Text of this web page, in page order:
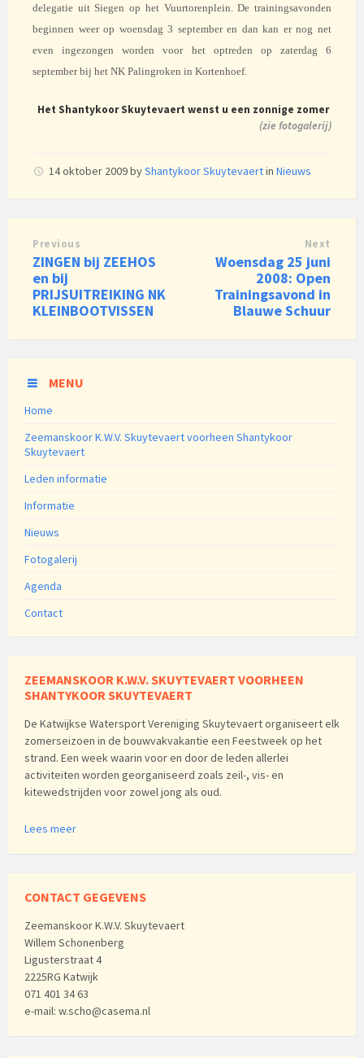
delegatie uit Siegen op het Vuurtorenplein. De trainingsavonden
beginnen weer op woensdag 3 september en dan kan er nog net
even ingezongen worden voor het optreden op zaterdag 6
september bij het NK Palingroken in Kortenhoef.
Het Shantykoor Skuytevaert wenst u een zonnige zomer
(zie fotogalerij)
14 oktober 2009byShantykoor Skuytevaertin Nieuws
Previous
ZINGEN bij ZEEHOS
en bij
PRIJSUITREIKING NK
KLEINBOOTVISSEN
Next
Woensdag 25 juni
2008: Open
Trainingsavond in
Blauwe Schuur
MENU
Home
Zeemanskoor K.W.V. Skuytevaert voorheen Shantykoor
Skuytevaert
Leden informatie
Informatie
Nieuws
Fotogalerij
Agenda
Contact
ZEEMANSKOOR K.W.V. SKUYTEVAERT VOORHEEN
SHANTYKOOR SKUYTEVAERT
De Katwijkse Watersport Vereniging Skuytevaert organiseert elk
zomerseizoen in de bouwvakvakantie een Feestweek op het
strand. Een week waarin voor en door de leden allerlei
activiteiten worden georganiseerd zoals zeil-, vis- en
kitewedstrijden voor zowel jong als oud.
Lees meer
CONTACT GEGEVENS
Zeemanskoor K.W.V. Skuytevaert
Willem Schonenberg
Ligusterstraat 4
2225RG Katwijk
071 401 34 63
e-mail: w.scho@casema.nl